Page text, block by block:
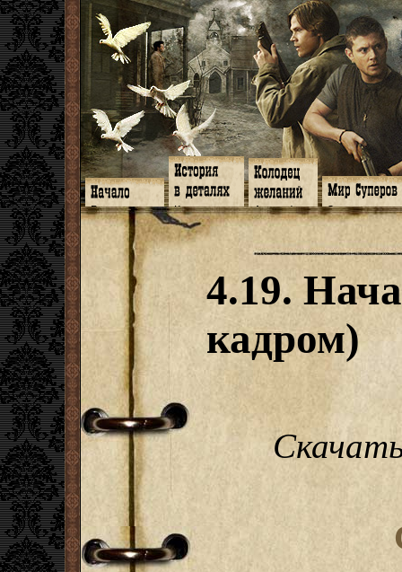
Главная
Программа
Форум
Facebook
Гостевая
Книги
Галереи
Музыка
Видео
Субтитры
Заметки
Мысли
Откровение
Арт-кафе
Игромания
Фанфики
Обои
Фанарт
Анекдоты
Передоз
Страшилки
Знакомство
Обитатели
Семейное
Дневник
Арсенал
СИЗО
Суперы от и
4.19.
кадром)